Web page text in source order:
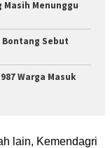
Menunggu
Sebut
Warga Masuk
lain, Kemendagri